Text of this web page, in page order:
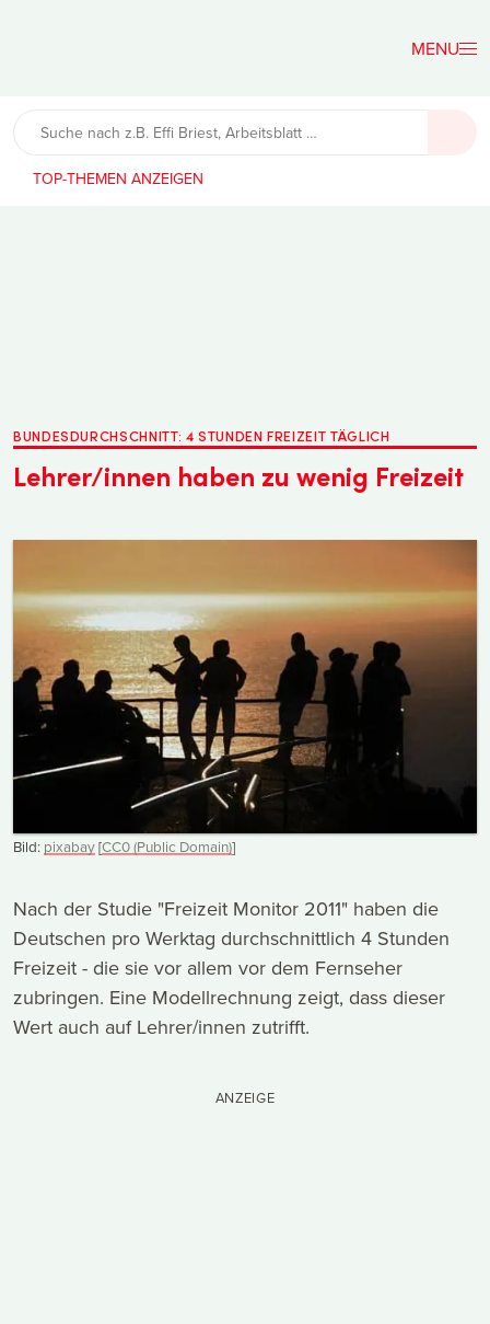
Lehrerfreund
TOP-THEMEN
BUNDESDURCHSCHNITT: 4 STUNDEN FREIZEIT TÄGLICH
Lehrer/innen haben zu wenig Freizeit
Bild: pixabay[CC0 (Public Domain)]
Nach der Studie "Freizeit Monitor 2011" haben die
Deutschen pro Werktag durchschnittlich 4 Stunden
Freizeit - die sie vor allem vor dem Fernseher
zubringen. Eine Modellrechnung zeigt, dass dieser
Wert auch auf Lehrer/innen zutrifft.
ANZEIGE